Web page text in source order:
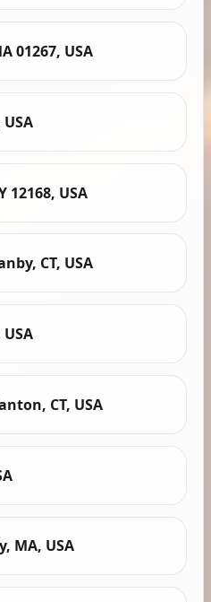
01267, USA
USA
CT, USA
CT, USA
MA, USA